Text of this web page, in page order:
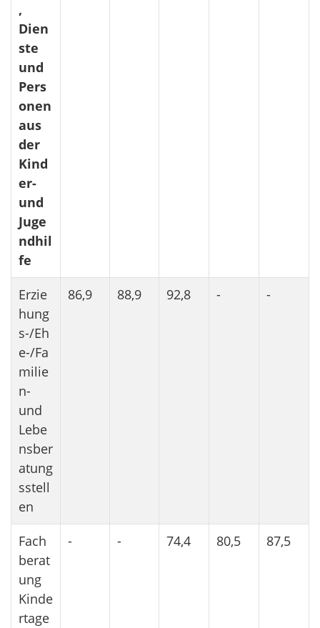
,
Dien
ste
und
Pers
onen
aus
der
Kind
er-
und
Juge
ndhil
fe
Erzie
hung
s-/Eh
e-/Fa
milie
n-
und
Lebe
nsber
atung
sstell
en
86,9 88,9 92,8 - -
Fach
berat
ung
Kinde
rtage
- - 74,4 80,5 87,5